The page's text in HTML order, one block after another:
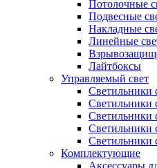
Потолочные
Подвесные
Накладные
Линейные
Лайтбоксы
Управляемый свет
Светильники
Светильники
Светильники
Светильники
Светильники
Комплектующие
Аксессуары